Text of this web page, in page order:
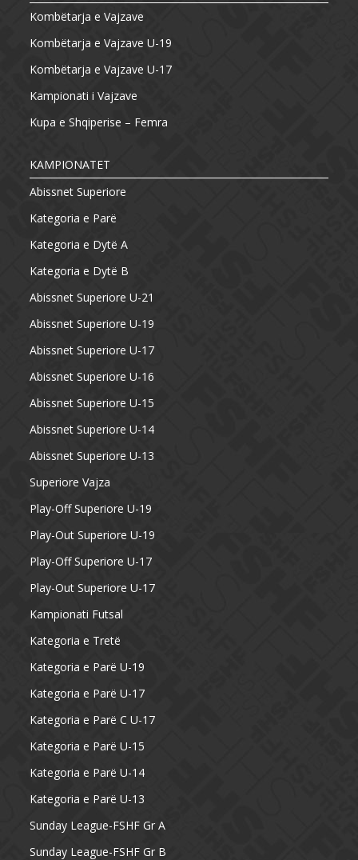
Kombëtarja e Vajzave
Kombëtarja e Vajzave U-19
Kombëtarja e Vajzave U-17
Kampionati i Vajzave
Kupa e Shqiperise – Femra
KAMPIONATET
Abissnet Superiore
Kategoria e Parë
Kategoria e Dytë A
Kategoria e Dytë B
Abissnet Superiore U-21
Abissnet Superiore U-19
Abissnet Superiore U-17
Abissnet Superiore U-16
Abissnet Superiore U-15
Abissnet Superiore U-14
Abissnet Superiore U-13
Superiore Vajza
Play-Off Superiore U-19
Play-Out Superiore U-19
Play-Off Superiore U-17
Play-Out Superiore U-17
Kampionati Futsal
Kategoria e Tretë
Kategoria e Parë U-19
Kategoria e Parë U-17
Kategoria e Parë C U-17
Kategoria e Parë U-15
Kategoria e Parë U-14
Kategoria e Parë U-13
Sunday League-FSHF Gr A
Sunday League-FSHF Gr B